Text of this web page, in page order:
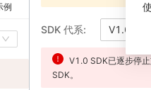
例
SDK 代系 V1.0
V1.0 SDK已逐步停
SDK。